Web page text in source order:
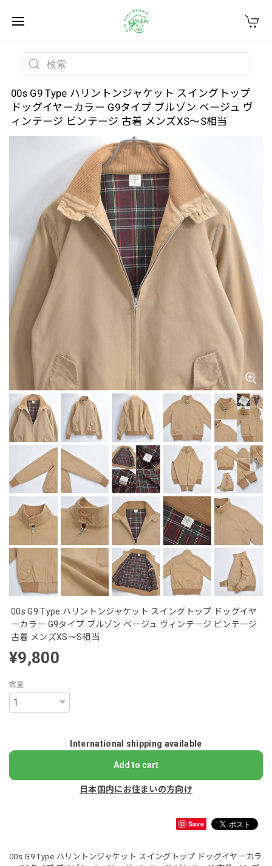
00s G9 Type ハリントンジャケット スイングトップ
ドッグイヤーカラー G9タイプ ブルゾン ベージュ ヴ
ィンテージ ビンテージ 古着 メンズXS～S相当
00s G9 Type ハリントンジャケット スイングトップ ドッグイヤ
ーカラー G9タイプ ブルゾン ベージュ ヴィンテージ ビンテージ
古着 メンズXS～S相当
¥9,800
数量
International shipping available
Add to cart
日本国内にお住まいの方向け
Save
00s G9 Type ハリントンジャケット スイングトップ ドッグイヤーカラ